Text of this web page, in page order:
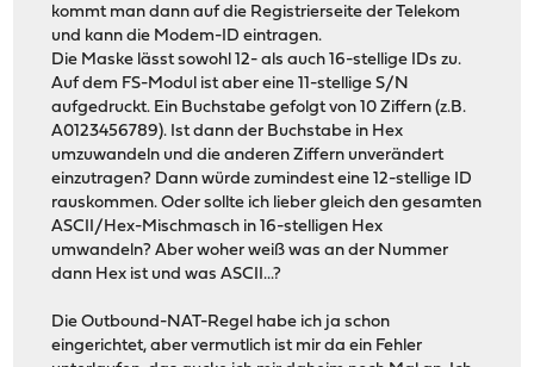
kommt man dann auf die Registrierseite der Telekom
und kann die Modem-ID eintragen.
Die Maske lässt sowohl 12- als auch 16-stellige IDs zu.
Auf dem FS-Modul ist aber eine 11-stellige S/N
aufgedruckt. Ein Buchstabe gefolgt von 10 Ziffern (z.B.
A0123456789). Ist dann der Buchstabe in Hex
umzuwandeln und die anderen Ziffern unverändert
einzutragen? Dann würde zumindest eine 12-stellige ID
rauskommen. Oder sollte ich lieber gleich den gesamten
ASCII/Hex-Mischmasch in 16-stelligen Hex
umwandeln? Aber woher weiß was an der Nummer
dann Hex ist und was ASCII...?
Die Outbound-NAT-Regel habe ich ja schon
eingerichtet, aber vermutlich ist mir da ein Fehler